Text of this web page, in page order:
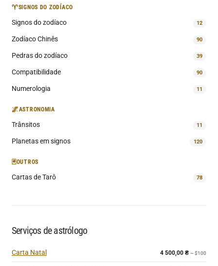
♈SIGNOS DO ZODÍACO
Signos do zodíaco 12
Zodíaco Chinês 90
Pedras do zodíaco 39
Compatibilidade 90
Numerologia 11
🌌ASTRONOMIA
Trânsitos 11
Planetas em signos 120
🃏OUTROS
Cartas de Tarô 78
Serviços de astrólogo
Carta Natal 4 500,00 ₴ ~ $100